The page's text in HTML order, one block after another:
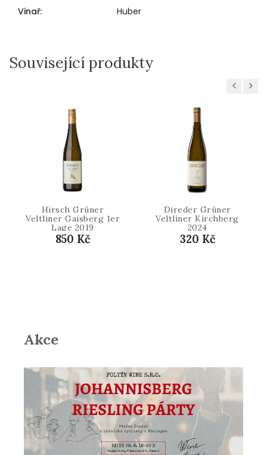
Vinař: Huber
Související produkty
Previous
Hirsch Grüner
Veltliner Gaisberg 1er
Lage 2019
850 Kč
Direder Grüner
Veltliner Kirchberg
2024
320 Kč
Next
Akce